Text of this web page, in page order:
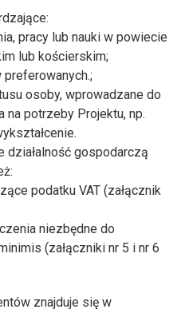
pracy lub nauki w powiecie
lub kościerskim;
osoby, wprowadzane do
na potrzeby Projektu, np.
gospodarczą
podatku VAT (załącznik
niezbędne do
(załączniki nr 5 i nr 6
znajduje się w